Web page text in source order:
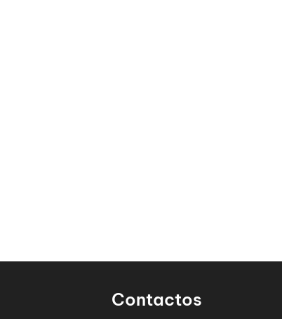
Contactos